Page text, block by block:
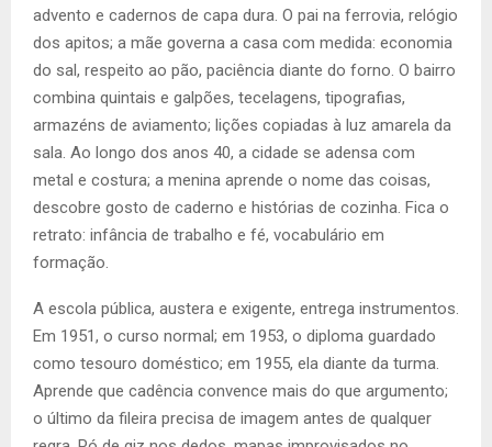
advento e cadernos de capa dura. O pai na ferrovia, relógio
dos apitos; a mãe governa a casa com medida: economia
do sal, respeito ao pão, paciência diante do forno. O bairro
combina quintais e galpões, tecelagens, tipografias,
armazéns de aviamento; lições copiadas à luz amarela da
sala. Ao longo dos anos 40, a cidade se adensa com
metal e costura; a menina aprende o nome das coisas,
descobre gosto de caderno e histórias de cozinha. Fica o
retrato: infância de trabalho e fé, vocabulário em
formação.
A escola pública, austera e exigente, entrega instrumentos.
Em 1951, o curso normal; em 1953, o diploma guardado
como tesouro doméstico; em 1955, ela diante da turma.
Aprende que cadência convence mais do que argumento;
o último da fileira precisa de imagem antes de qualquer